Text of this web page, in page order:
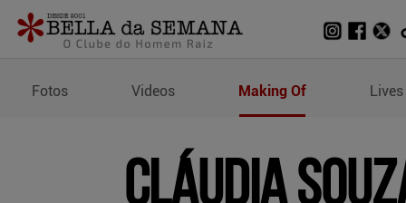
Making Of de Cláudia
Fotos Videos Making Of Lives
Cláudia